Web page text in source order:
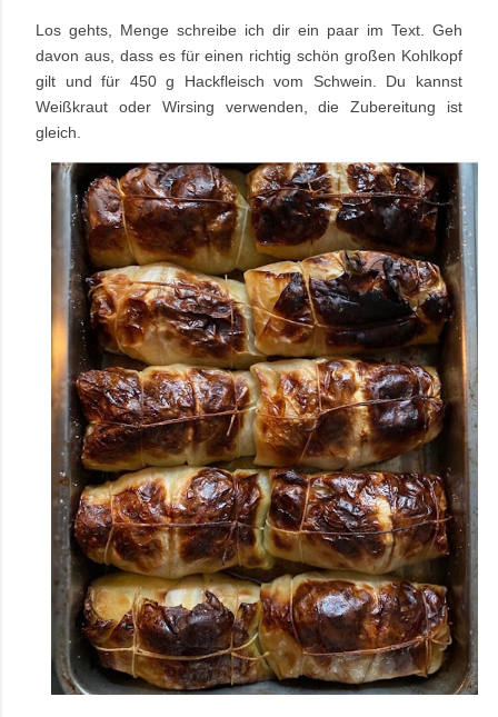
Los gehts, Menge schreibe ich dir ein paar im Text. Geh
davon aus, dass es für einen richtig schön großen Kohlkopf
gilt und für 450 g Hackfleisch vom Schwein. Du kannst
Weißkraut oder Wirsing verwenden, die Zubereitung ist
gleich.